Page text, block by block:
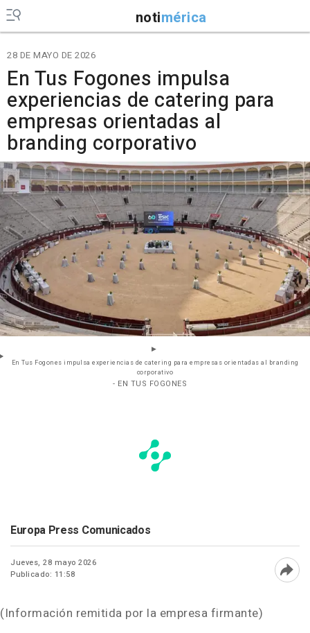
notimérica
28 DE MAYO DE 2026
En Tus Fogones impulsa
experiencias de catering para
empresas orientadas al
branding corporativo
En Tus Fogones impulsa experiencias de catering para empresas orientadas al branding
corporativo
- EN TUS FOGONES
Europa Press Comunicados
Jueves, 28 mayo 2026
Publicado: 11:58
(Información remitida por la empresa firmante)